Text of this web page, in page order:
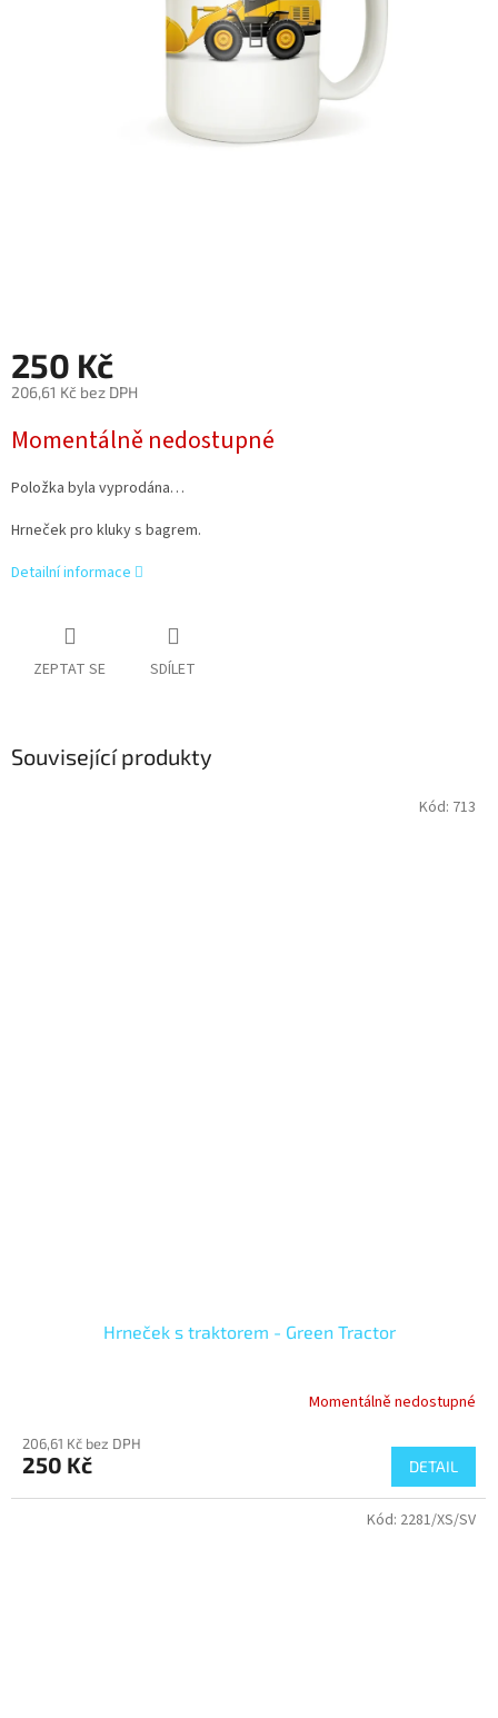
250 Kč
206,61 Kč bez DPH
cena:
Momentálně nedostupné
Položka byla vyprodána…
Hrneček pro kluky s bagrem.
Detailní informace
ZEPTAT SE SDÍLET
Související produkty
Hrneček s traktorem - Green Tractor
Momentálně nedostupné
206,61 Kč bez DPH
250 Kč DETAIL
Kód: 713
Kód: 2281/XS/SV